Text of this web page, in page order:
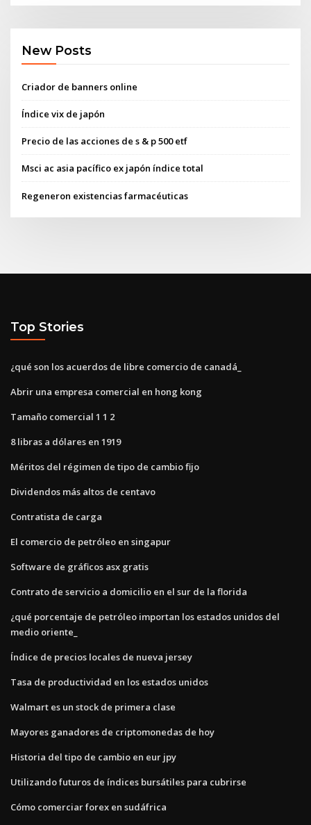
New Posts
Criador de banners online
Índice vix de japón
Precio de las acciones de s & p 500 etf
Msci ac asia pacífico ex japón índice total
Regeneron existencias farmacéuticas
Top Stories
¿qué son los acuerdos de libre comercio de canadá_
Abrir una empresa comercial en hong kong
Tamaño comercial 1 1 2
8 libras a dólares en 1919
Méritos del régimen de tipo de cambio fijo
Dividendos más altos de centavo
Contratista de carga
El comercio de petróleo en singapur
Software de gráficos asx gratis
Contrato de servicio a domicilio en el sur de la florida
¿qué porcentaje de petróleo importan los estados unidos del
medio oriente_
Índice de precios locales de nueva jersey
Tasa de productividad en los estados unidos
Walmart es un stock de primera clase
Mayores ganadores de criptomonedas de hoy
Historia del tipo de cambio en eur jpy
Utilizando futuros de índices bursátiles para cubrirse
Cómo comerciar forex en sudáfrica